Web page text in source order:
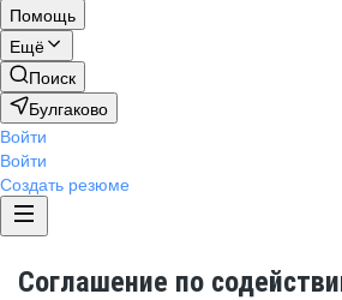
Помощь
Ещё
Поиск
Булгаково
Войти
Войти
Создать резюме
Соглашение по